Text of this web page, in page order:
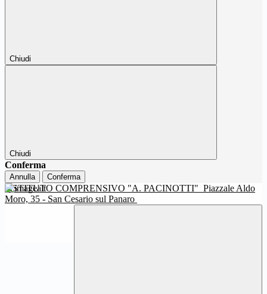
Chiudi
Chiudi
Conferma
Annulla Conferma
ISTITUTO COMPRENSIVO "A. PACINOTTI" Piazzale Aldo
Moro, 35 - San Cesario sul Panaro